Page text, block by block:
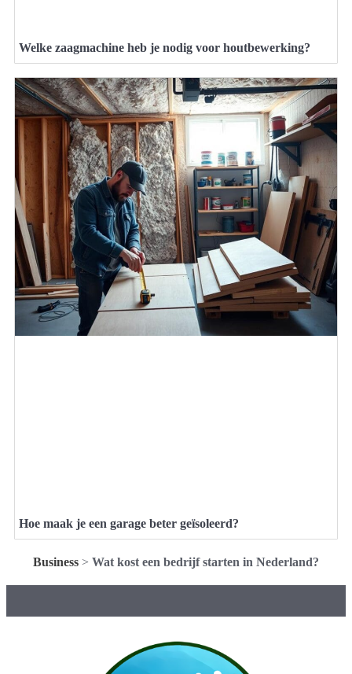
Welke zaagmachine heb je nodig voor houtbewerking?
Hoe maak je een garage beter geïsoleerd?
Business > Wat kost een bedrijf starten in Nederland?